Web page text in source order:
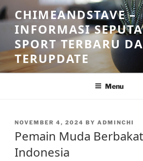
Skip
to
content
CHIMEANDSTAVE –
INFORMASI
SPORT TERBARU
TERUPDATE
Menu
POSTED
NOVEMBER 4, 2024 BY ADMINCHI
Pemain Muda
Indonesia